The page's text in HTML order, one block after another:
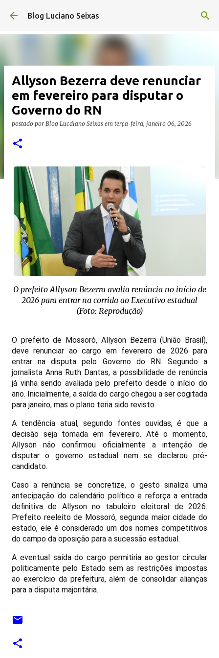
Pular para o conteúdo principal
Blog Luciano Seixas
Allyson Bezerra deve renunciar
em fevereiro para disputar o
Governo do RN
postado por Blog Lucdiano Seixas em terça-feira, janeiro 06, 2026
O prefeito Allyson Bezerra avalia renúncia no início de
2026 para entrar na corrida ao Executivo estadual
(Foto: Reprodução)
O prefeito de Mossoró, Allyson Bezerra (União Brasil),
deve renunciar ao cargo em fevereiro de 2026 para
entrar na disputa pelo Governo do RN. Segundo a
jornalista Anna Ruth Dantas, a possibilidade de renúncia
já vinha sendo avaliada pelo prefeito desde o início do
ano. Inicialmente, a saída do cargo chegou a ser cogitada
para janeiro, mas o plano teria sido revisto.
A tendência atual, segundo fontes ouvidas, é que a
decisão seja tomada em fevereiro. Até o momento,
Allyson não confirmou oficialmente a intenção de
disputar o governo estadual nem se declarou pré-
candidato.
Caso a renúncia se concretize, o gesto sinaliza uma
antecipação do calendário político e reforça a entrada
definitiva de Allyson no tabuleiro eleitoral de 2026.
Prefeito reeleito de Mossoró, segunda maior cidade do
estado, ele é considerado um dos nomes competitivos
do campo da oposição para a sucessão estadual.
A eventual saída do cargo permitiria ao gestor circular
politicamente pelo Estado sem as restrições impostas
ao exercício da prefeitura, além de consolidar alianças
para a disputa majoritária.